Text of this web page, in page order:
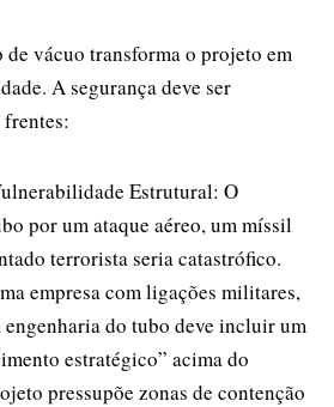
vácuo transforma o projeto em
A segurança deve ser
Estrutural: O
por um ataque aéreo, um míssil
terrorista seria catastrófico.
empresa com ligações militares,
do tubo deve incluir um
estratégico” acima do
pressupõe zonas de contenção